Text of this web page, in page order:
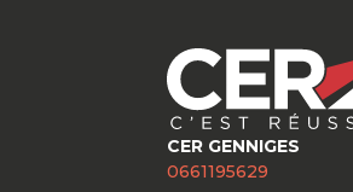
CER GENNIGES
0661195629